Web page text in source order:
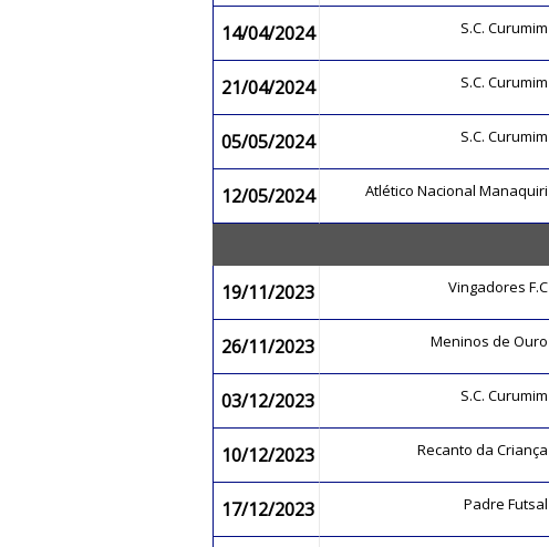
14/04/2024 S.C. Curumim
21/04/2024 S.C. Curumim
05/05/2024 S.C. Curumim
12/05/2024 Atlético Nacional Manaquiri
19/11/2023
Vingadores F.C
26/11/2023 Meninos de Ouro
03/12/2023 S.C. Curumim
10/12/2023 Recanto da Criança
17/12/2023 Padre Futsal